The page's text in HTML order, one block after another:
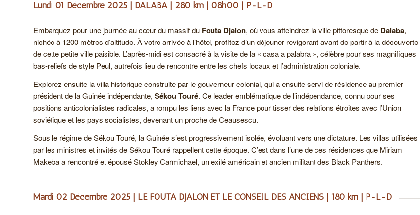
Lundi 01 Décembre 2025 | DALABA | 280 km | 08h00 | P-L-D
Embarquez pour une journée au cœur du massif du Fouta Djalon, où vous atteindrez la ville pittoresque de Dalaba,
nichée à 1200 mètres d’altitude. À votre arrivée à l’hôtel, profitez d’un déjeuner revigorant avant de partir à la découverte
de cette petite ville paisible. L’après-midi est consacré à la visite de la « casa a palabra », célèbre pour ses magnifiques
bas-reliefs de style Peul, autrefois lieu de rencontre entre les chefs locaux et l’administration coloniale.
Explorez ensuite la villa historique construite par le gouverneur colonial, qui a ensuite servi de résidence au premier
président de la Guinée indépendante, Sékou Touré. Ce leader emblématique de l’indépendance, connu pour ses
positions anticolonialistes radicales, a rompu les liens avec la France pour tisser des relations étroites avec l’Union
soviétique et les pays socialistes, devenant un proche de Ceausescu.
Sous le régime de Sékou Touré, la Guinée s’est progressivement isolée, évoluant vers une dictature. Les villas utilisées
par les ministres et invités de Sékou Touré rappellent cette époque. C’est dans l’une de ces résidences que Miriam
Makeba a rencontré et épousé Stokley Carmichael, un exilé américain et ancien militant des Black Panthers.
Mardi 02 Décembre 2025 | LE FOUTA DJALON ET LE CONSEIL DES ANCIENS | 180 km | P-L-D